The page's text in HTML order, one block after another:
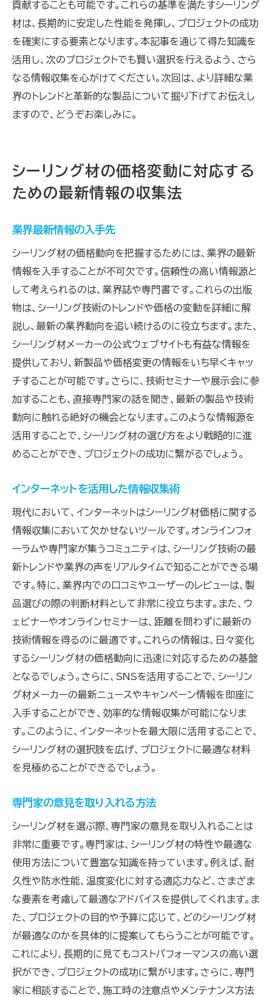
貢献することも可能です。これらの基準を満たすシーリング
材は、長期的に安定した性能を発揮し、プロジェクトの成功
を確実にする要素となります。本記事を通じて得た知識を
活用し、次のプロジェクトでも賢い選択を行えるよう、さら
なる情報収集を心がけてください。次回は、より詳細な業
界のトレンドと革新的な製品について掘り下げてお伝えし
ますので、どうぞお楽しみに。
シーリング材の価格変動に対応する
ための最新情報の収集法
業界最新情報の入手先
シーリング材の価格動向を把握するためには、業界の最新
情報を入手することが不可欠です。信頼性の高い情報源と
して考えられるのは、業界誌や専門書です。これらの出版
物は、シーリング技術のトレンドや価格の変動を詳細に解
説し、最新の業界動向を追い続けるのに役立ちます。また、
シーリング材メーカーの公式ウェブサイトも有益な情報を
提供しており、新製品や価格変更の情報をいち早くキャッ
チすることが可能です。さらに、技術セミナーや展示会に参
加することも、直接専門家の話を聞き、最新の製品や技術
動向に触れる絶好の機会となります。このような情報源を
活用することで、シーリング材の選び方をより戦略的に進
めることができ、プロジェクトの成功に繋がるでしょう。
インターネットを活用した情報収集術
現代において、インターネットはシーリング材価格に関する
情報収集において欠かせないツールです。オンラインフォ
ーラムや専門家が集うコミュニティは、シーリング技術の最
新トレンドや業界の声をリアルタイムで知ることができる場
です。特に、業界内での口コミやユーザーのレビューは、製
品選びの際の判断材料として非常に役立ちます。また、ウ
ェビナーやオンラインセミナーは、距離を問わずに最新の
技術情報を得るのに最適です。これらの情報は、日々変化
するシーリング材の価格動向に迅速に対応するための基盤
となるでしょう。さらに、SNSを活用することで、シーリン
グ材メーカーの最新ニュースやキャンペーン情報を即座に
入手することができ、効率的な情報収集が可能になりま
す。このように、インターネットを最大限に活用することで、
シーリング材の選択肢を広げ、プロジェクトに最適な材料
を見極めることができるでしょう。
専門家の意見を取り入れる方法
シーリング材を選ぶ際、専門家の意見を取り入れることは
非常に重要です。専門家は、シーリング材の特性や最適な
使用方法について豊富な知識を持っています。例えば、耐
久性や防水性能、温度変化に対する適応力など、さまざま
な要素を考慮して最適なアドバイスを提供してくれます。ま
た、プロジェクトの目的や予算に応じて、どのシーリング材
が最適なのかを具体的に提案してもらうことが可能です。
これにより、長期的に見てもコストパフォーマンスの高い選
択ができ、プロジェクトの成功に繋がります。さらに、専門
家に相談することで、施工時の注意点やメンテナンス方法